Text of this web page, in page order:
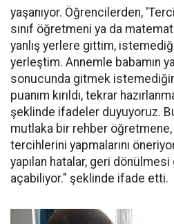
yaşanıyor. Öğrencilerden,
sınıf öğretmeni ya da
yanlış yerlere gittim,
yerleştim. Annemle babamın
sonucunda gitmek
puanım kırıldı, tekrar
şeklinde ifadeler duyuyoruz.
mutlaka bir rehber öğretmene,
tercihlerini yapmalarını
yapılan hatalar, geri
açabiliyor." şeklinde ifade etti.